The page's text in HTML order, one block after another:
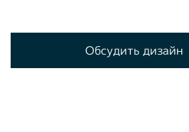
Обсудить дизайн